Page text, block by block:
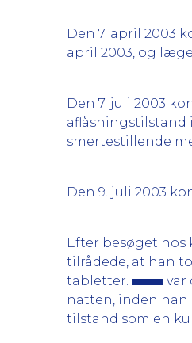
Den 7. april 2003
april 2003, og
Den 7. juli 2003
aflåsningstilstand
smertestillende
Den 9. juli 2003
Efter besøget
tilrådede, at han
tabletter.
var
natten, inden han
tilstand som en